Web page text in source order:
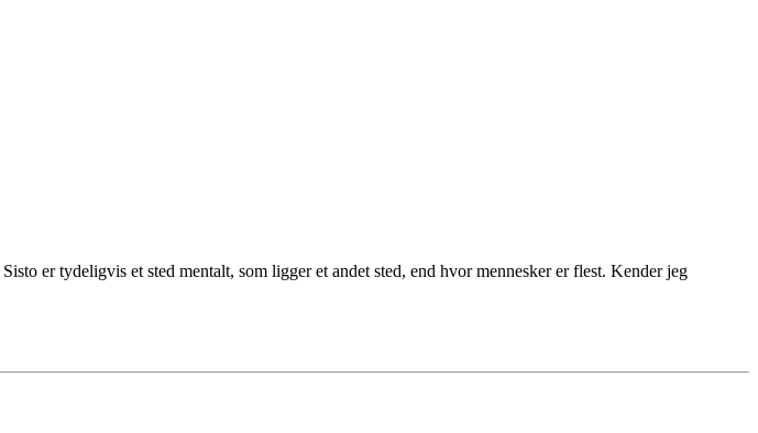
er tydeligvis et sted mentalt, som ligger et andet sted, end hvor mennesker er flest. Kender jeg